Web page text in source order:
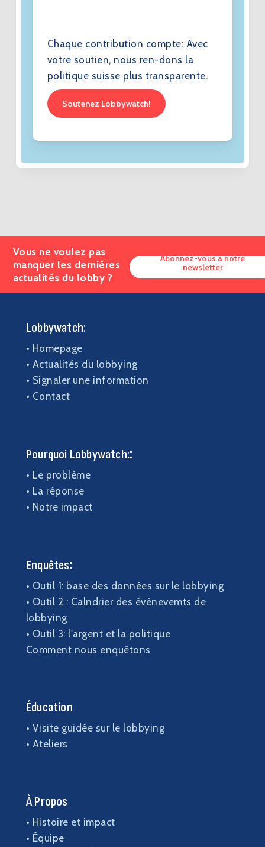
Chaque contribution compte: Avec
votre soutien, nous ren-dons la
politique suisse plus transparente.
Soutenez Lobbywatch!
Vous ne voulez pas
manquer les dernières
actualités du lobby ?
Abonnez-vous à notre
newsletter
Lobbywatch:
• Homepage
• Actualités du lobbying
• Signaler une information
• Contact
Pourquoi Lobbywatch::
• Le problème
• La réponse
• Notre impact
Enquêtes:
• Outil 1: base des données sur le lobbying
• Outil 2 : Calndrier des événevemts de
lobbying
• Outil 3: l'argent et la politique
Comment nous enquêtons
Éducation
• Visite guidée sur le lobbying
• Ateliers
À Propos
• Histoire et impact
• Équipe